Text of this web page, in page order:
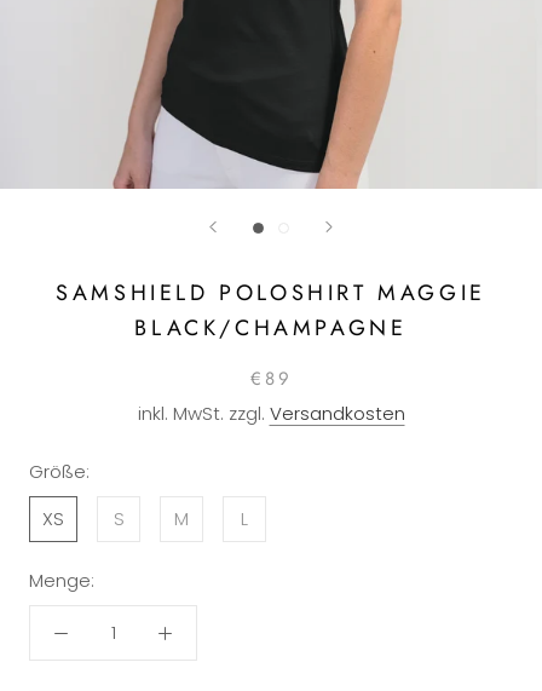
SAMSHIELD POLOSHIRT MAGGIE
BLACK/CHAMPAGNE
€89
inkl. MwSt. zzgl. Versandkosten
Größe:
XS
S M L
Menge: